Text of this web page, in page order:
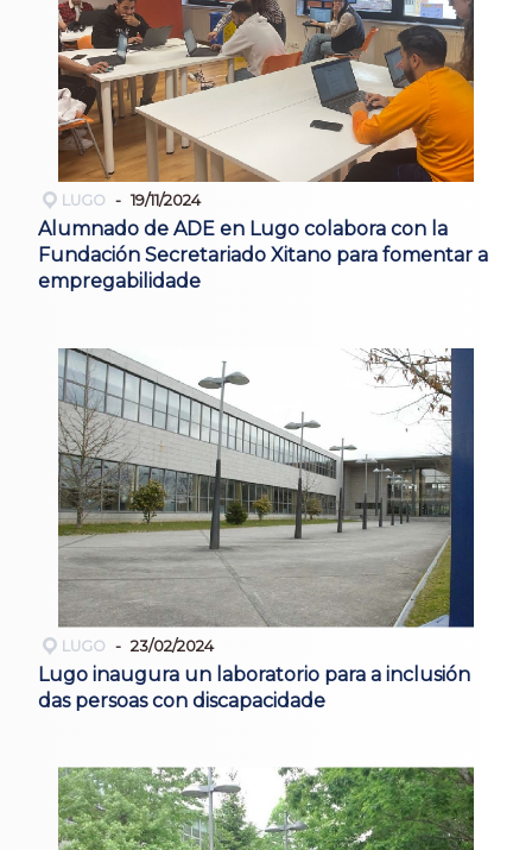
LUGO 19/11/2024
Alumnado de ADE en Lugo colabora con la
Fundación Secretariado Xitano para fomentar a
empregabilidade
LUGO 23/02/2024
Lugo inaugura un laboratorio para a inclusión
das persoas con discapacidade